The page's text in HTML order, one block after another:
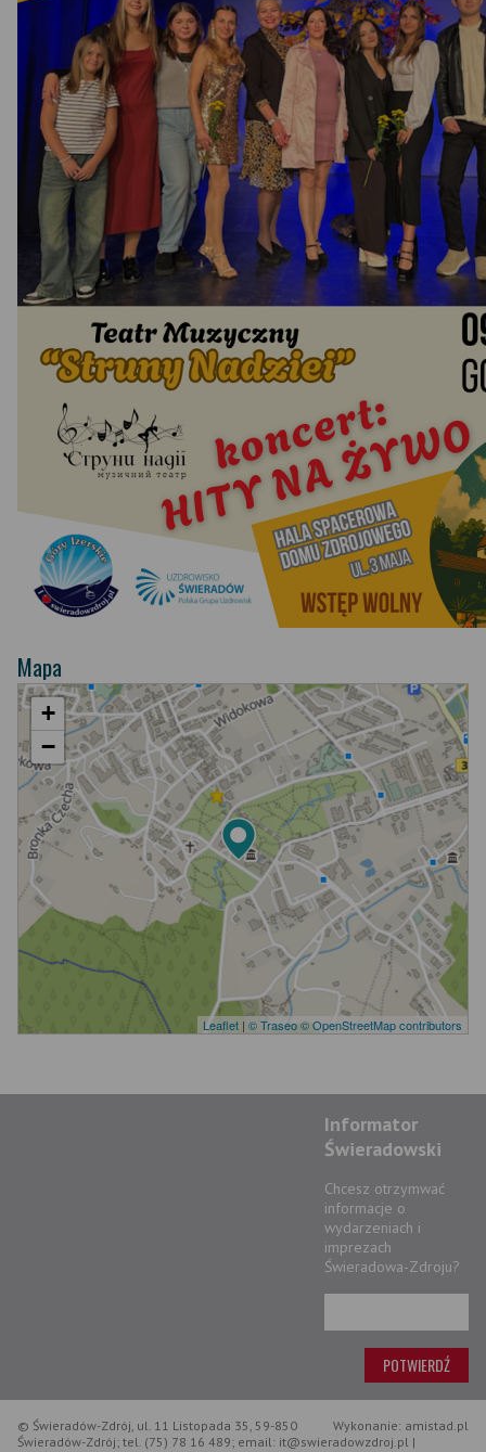
Mapa
+
−
Leaflet | © Traseo© OpenStreetMap contributors
Informator
Świeradowski
Chcesz otrzymwać
informacje o
wydarzeniach i
imprezach
Świeradowa-Zdroju?
Wykonanie: amistad.pl
© Świeradów-Zdrój, ul. 11 Listopada 35, 59-850
Świeradów-Zdrój; tel. (75) 78 16 489; email: it@swieradowzdroj.pl |